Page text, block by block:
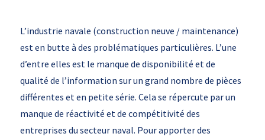
L’industrie navale (construction neuve / maintenance)
est en butte à des problématiques particulières. L’une
d’entre elles est le manque de disponibilité et de
qualité de l’information sur un grand nombre de pièces
différentes et en petite série. Cela se répercute par un
manque de réactivité et de compétitivité des
entreprises du secteur naval. Pour apporter des